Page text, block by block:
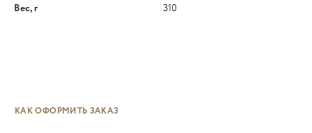
Вес, г
310
КАК ОФОРМИТЬ ЗАКАЗ